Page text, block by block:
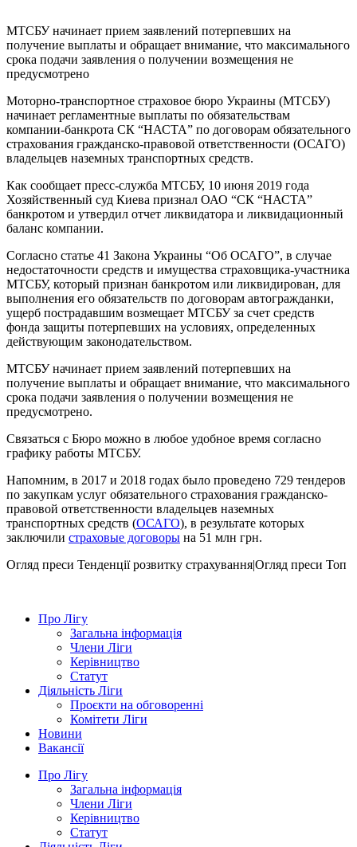
МТСБУ начинает прием заявлений потерпевших на
получение выплаты и обращает внимание, что максимального
срока подачи заявления о получении возмещения не
предусмотрено
Моторно-транспортное страховое бюро Украины (МТСБУ)
начинает регламентные выплаты по обязательствам
компании-банкрота СК “НАСТА” по договорам обязательного
страхования гражданско-правовой ответственности (ОСАГО)
владельцев наземных транспортных средств.
Как сообщает пресс-служба МТСБУ, 10 июня 2019 года
Хозяйственный суд Киева признал ОАО “СК “НАСТА”
банкротом и утвердил отчет ликвидатора и ликвидационный
баланс компании.
Согласно статье 41 Закона Украины “Об ОСАГО”, в случае
недостаточности средств и имущества страховщика-участника
МТСБУ, который признан банкротом или ликвидирован, для
выполнения его обязательств по договорам автогражданки,
ущерб пострадавшим возмещает МТСБУ за счет средств
фонда защиты потерпевших на условиях, определенных
действующим законодательством.
МТСБУ начинает прием заявлений потерпевших на
получение выплаты и обращает внимание, что максимального
срока подачи заявления о получении возмещения не
предусмотрено.
Связаться с Бюро можно в любое удобное время согласно
графику работы МТСБУ.
Напомним, в 2017 и 2018 годах было проведено 729 тендеров
по закупкам услуг обязательного страхования гражданско-
правовой ответственности владельцев наземных
транспортных средств (ОСАГО), в результате которых
заключили страховые договоры на 51 млн грн.
Огляд преси Тенденції розвитку страхування|Огляд преси Топ
Про Лігу
Загальна інформація
Члени Ліги
Керівництво
Статут
Діяльність Ліги
Проєкти на обговоренні
Комітети Ліги
Новини
Вакансії
Про Лігу
Загальна інформація
Члени Ліги
Керівництво
Статут